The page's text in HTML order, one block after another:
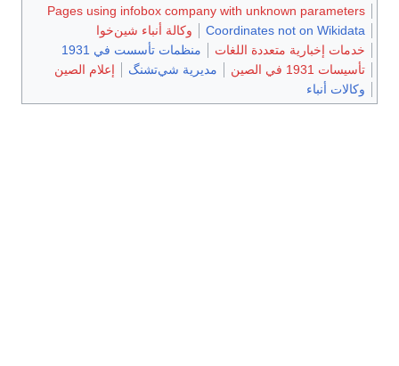
Pages using infobox company with unknown parameters
Coordinates not on Wikidata
وكالة أنباء شين‌خوا
خدمات إخبارية متعددة اللغات
منظمات تأسست في 1931
تأسيسات 1931 في الصين
مديرية شي‌تشنگ
إعلام الصين
وكالات أنباء